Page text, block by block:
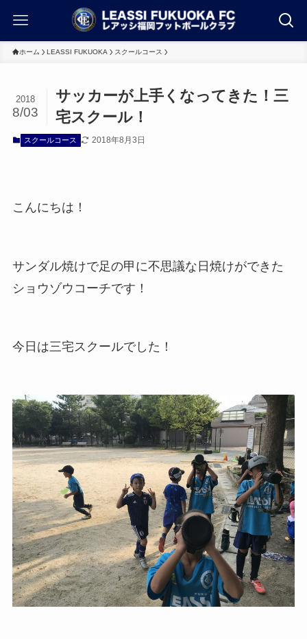
ホーム LEASSI FUKUOKA スクールコース
サッカーが上手くなってきた！三
宅スクール！
2018
8/03
スクールコース 2018年8月3日
こんにちは！
サンダル焼けで足の甲に不思議な日焼けができた
ショウゾウコーチです！
今日は三宅スクールでした！